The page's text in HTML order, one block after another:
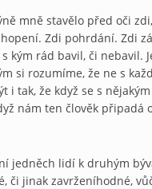
mně stavělo před oči
Zdi pohrdání. Zdi
kým rád bavil, či nebavil.
si rozumíme, že ne s
i tak, že když se s
nám ten člověk připadá
jedněch lidí k druhým
či jinak zavrženíhodné,